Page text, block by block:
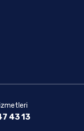
43 13